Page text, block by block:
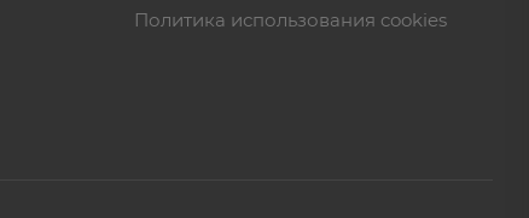
Политика использования cookies